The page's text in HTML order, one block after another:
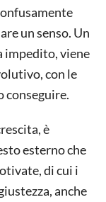
un senso. Un
impedito, viene
con le
conseguire.
è
esterno che
di cui i
anche